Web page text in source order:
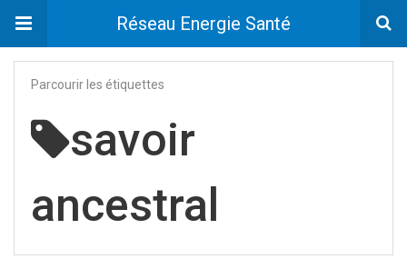
Réseau Energie Santé
Parcourir les étiquettes
savoir
ancestral